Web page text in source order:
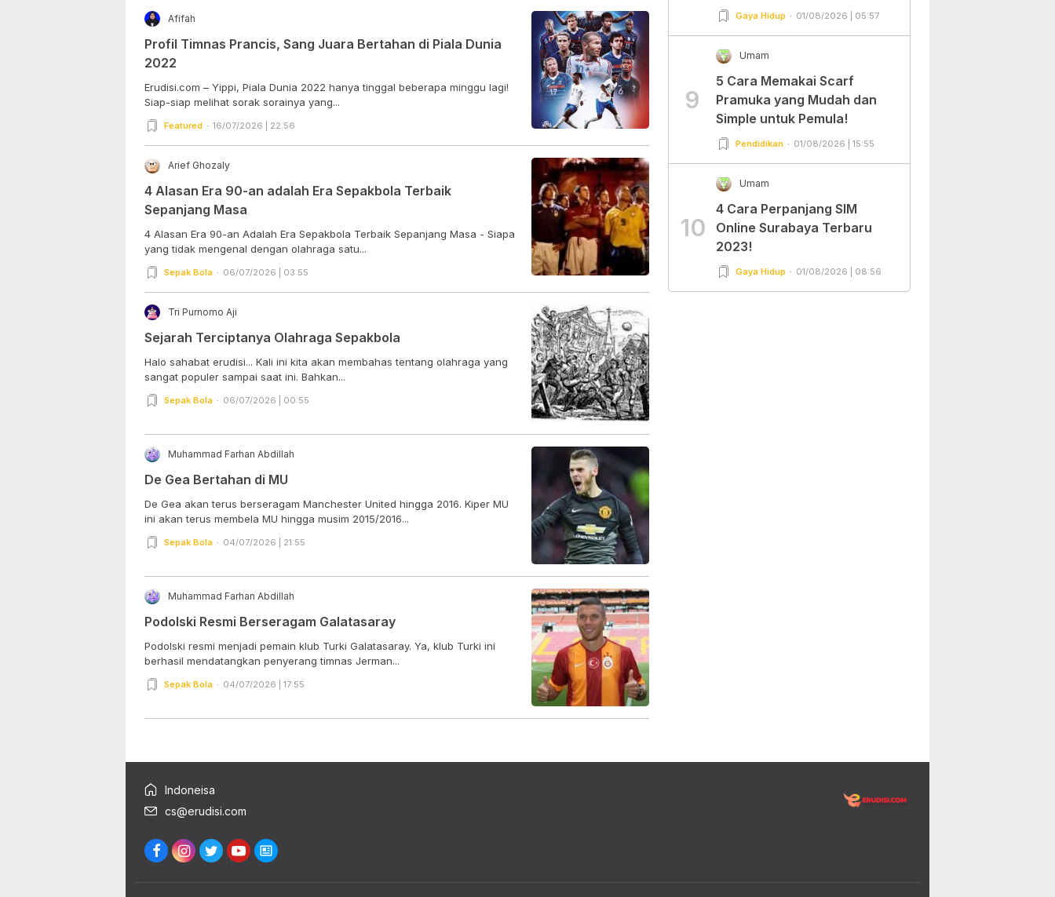
Afifah
Profil Timnas Prancis, Sang Juara Bertahan di Piala Dunia
2022
Erudisi.com – Yippi, Piala Dunia 2022 hanya tinggal beberapa minggu lagi!
Siap-siap melihat sorak sorainya yang...
Featured 16/07/2026 | 22:56
Arief Ghozaly
4 Alasan Era 90-an adalah Era Sepakbola Terbaik
Sepanjang Masa
4 Alasan Era 90-an Adalah Era Sepakbola Terbaik Sepanjang Masa - Siapa
yang tidak mengenal dengan olahraga satu...
Sepak Bola 06/07/2026 | 03:55
Tri Purnomo Aji
Sejarah Terciptanya Olahraga Sepakbola
Halo sahabat erudisi... Kali ini kita akan membahas tentang olahraga yang
sangat populer sampai saat ini. Bahkan...
Sepak Bola 06/07/2026 | 00:55
Muhammad Farhan Abdillah
De Gea Bertahan di MU
De Gea akan terus berseragam Manchester United hingga 2016. Kiper MU
ini akan terus membela MU hingga musim 2015/2016...
Sepak Bola 04/07/2026 | 21:55
Muhammad Farhan Abdillah
Podolski Resmi Berseragam Galatasaray
Podolski resmi menjadi pemain klub Turki Galatasaray. Ya, klub Turki ini
berhasil mendatangkan penyerang timnas Jerman...
Sepak Bola 04/07/2026 | 17:55
Gaya Hidup 01/08/2026 | 05:57
9
Umam
5 Cara Memakai Scarf
Pramuka yang Mudah dan
Simple untuk Pemula!
Pendidikan 01/08/2026 | 15:55
10
Umam
4 Cara Perpanjang SIM
Online Surabaya Terbaru
2023!
Gaya Hidup 01/08/2026 | 08:56
Indoneisa
cs@erudisi.com